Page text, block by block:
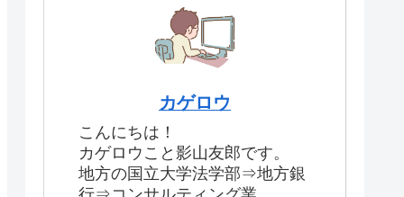
カゲロウ
こんにちは！
カゲロウこと影山友郎です。
地方の国立大学法学部⇒地方銀